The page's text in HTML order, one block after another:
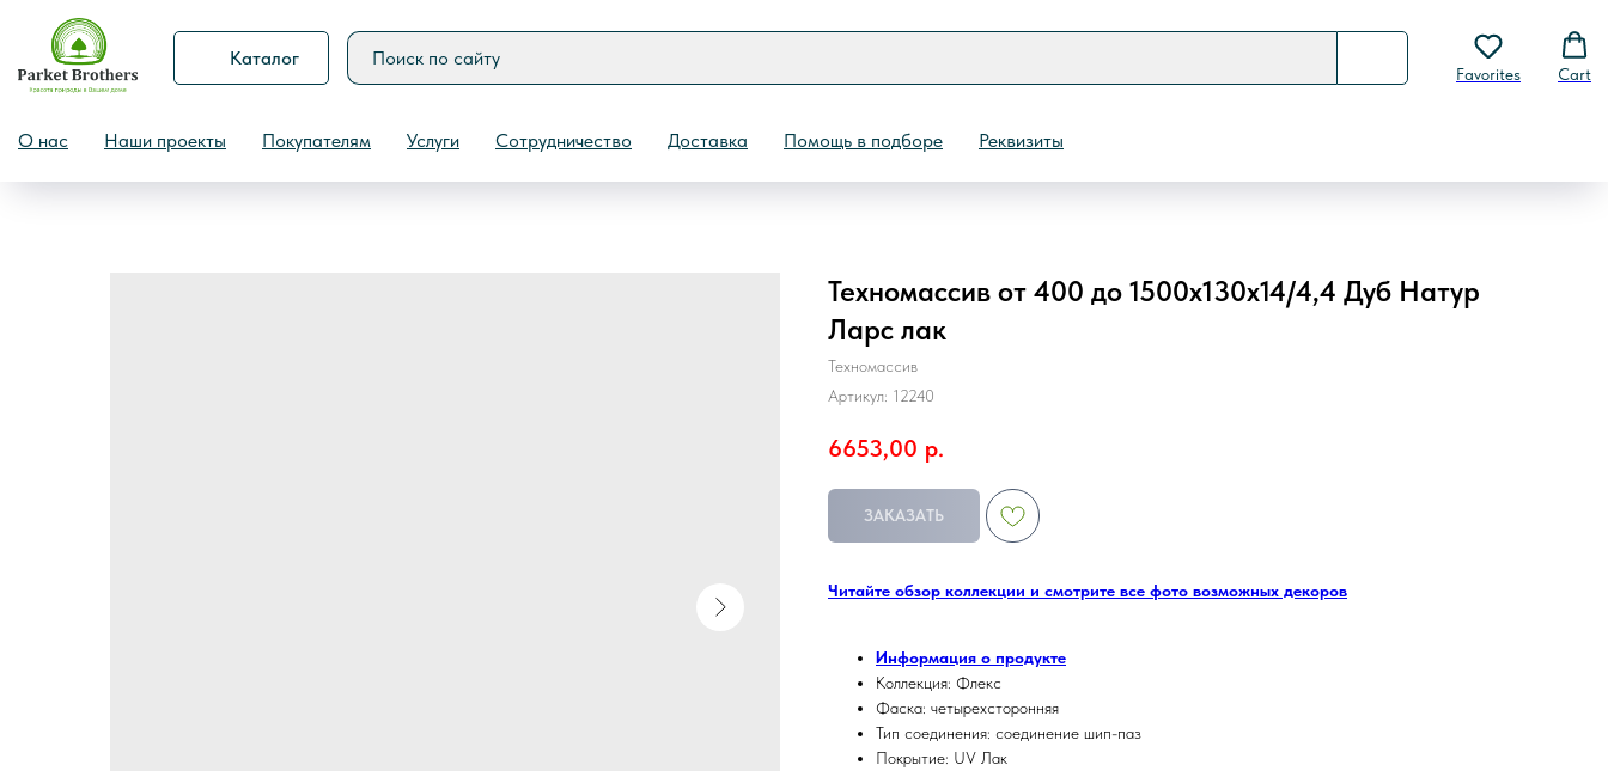
Каталог
Favorites Cart
О нас Наши проекты Покупателям Услуги Сотрудничество Доставка Помощь в подборе Реквизиты
НазадТехномассив от 400 до 1500х130х14/4,4 Дуб Натур
Ларс лак
Техномассив
Артикул: 12240
6653,00 р.
ЗАКАЗАТЬ
Читайте обзор коллекции и смотрите все фото возможных декоров
Информация о продукте
Коллекция: Флекс
Фаска: четырехсторонняя
Тип соединения: соединение шип-паз
Покрытие: UV Лак